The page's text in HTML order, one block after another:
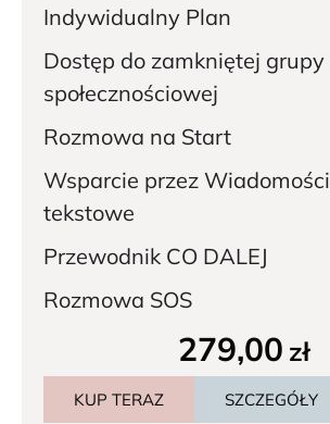
Indywidualny Plan
Dostęp do zamkniętej grupy
społecznościowej
Rozmowa na Start
Wsparcie przez Wiadomości
tekstowe
Przewodnik CO DALEJ
Rozmowa SOS
279,00 zł
KUP TERAZ SZCZEGÓŁY